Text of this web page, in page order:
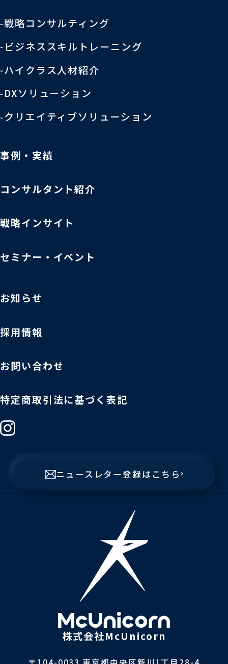
株式会社McUnicorn
戦略コンサルティング
ビジネススキルトレーニング
ハイクラス人材紹介
DXソリューション
クリエイティブソリューション
事例・実績
コンサルタント紹介
戦略インサイト
セミナー・イベント
お知らせ
採用情報
お問い合わせ
特定商取引法に基づく表記
ニュースレター登録はこちら